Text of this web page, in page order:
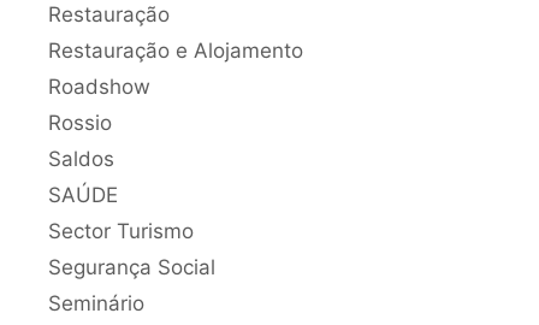
Restauração
Restauração e Alojamento
Roadshow
Rossio
Saldos
SAÚDE
Sector Turismo
Segurança Social
Seminário